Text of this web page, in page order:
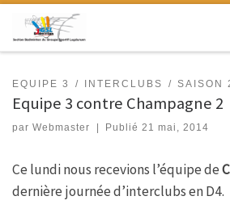
Passer au contenu
EQUIPE 3 INTERCLUBS SAISON
Equipe 3 contre Champagne 2
par Webmaster Publié21 mai, 2014
Ce lundi nous recevions l’équipe de
dernière journée d’interclubs en D4.